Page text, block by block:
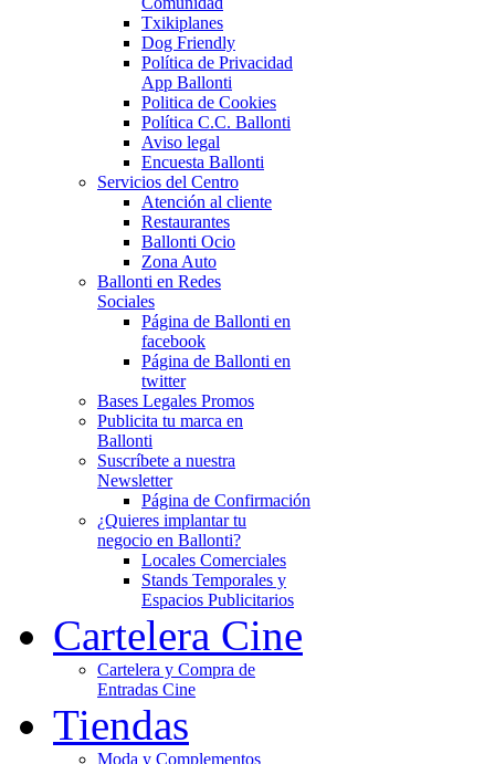
Txikiplanes
Dog Friendly
Política de Privacidad
App Ballonti
Politica de Cookies
Política C.C. Ballonti
Aviso legal
Encuesta Ballonti
Servicios del Centro
Atención al cliente
Restaurantes
Ballonti Ocio
Zona Auto
Ballonti en Redes
Sociales
Página de Ballonti en
facebook
Página de Ballonti en
twitter
Bases Legales Promos
Publicita tu marca en
Ballonti
Suscríbete a nuestra
Newsletter
Página de Confirmación
¿Quieres implantar tu
negocio en Ballonti?
Locales Comerciales
Stands Temporales y
Espacios Publicitarios
Cartelera Cine
Cartelera y Compra de
Entradas Cine
Tiendas
Moda y Complementos